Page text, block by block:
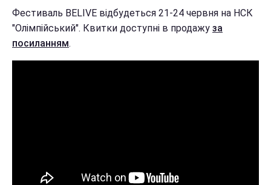
Фестиваль BELIVE відбудеться 21-24 червня на НСК
"Олімпійський". Квитки доступні в продажу за
посиланням.